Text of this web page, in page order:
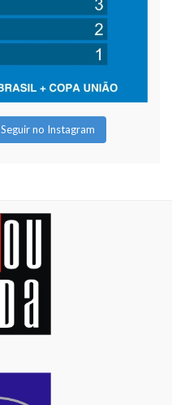
Seguir no Instagram